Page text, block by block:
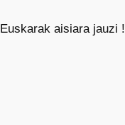
Euskarak aisiara jauzi !